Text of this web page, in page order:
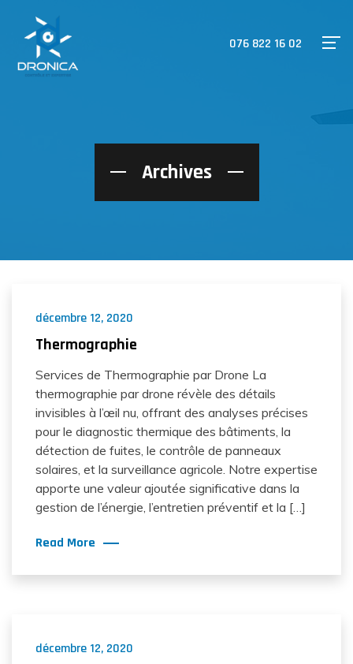
076 822 16 02
Archives
décembre 12, 2020
Thermographie
Services de Thermographie par Drone La
thermographie par drone révèle des détails
invisibles à l’œil nu, offrant des analyses précises
pour le diagnostic thermique des bâtiments, la
détection de fuites, le contrôle de panneaux
solaires, et la surveillance agricole. Notre expertise
apporte une valeur ajoutée significative dans la
gestion de l’énergie, l’entretien préventif et la […]
Read More
décembre 12, 2020